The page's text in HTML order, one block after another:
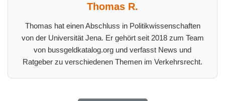
Thomas R.
Thomas hat einen Abschluss in Politikwissenschaften
von der Universität Jena. Er gehört seit 2018 zum Team
von bussgeldkatalog.org und verfasst News und
Ratgeber zu verschiedenen Themen im Verkehrsrecht.